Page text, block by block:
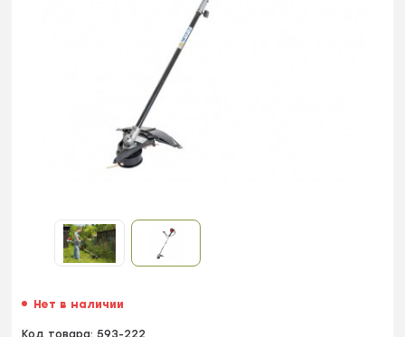
Нет в наличии
Код товара: 593-222